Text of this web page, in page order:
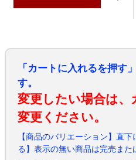
「カートに入れるを押す
す。
変更したい場合は
変更ください。
【商品のバリエーション】直
る】表示の無い商品は完売また